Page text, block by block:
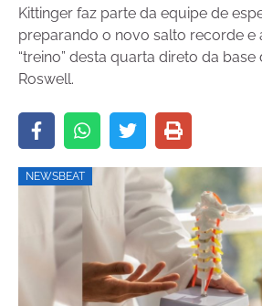
Kittinger faz parte da equipe de
preparando o novo salto recorde e
“treino” desta quarta direto da
Roswell.
NEWSBEAT